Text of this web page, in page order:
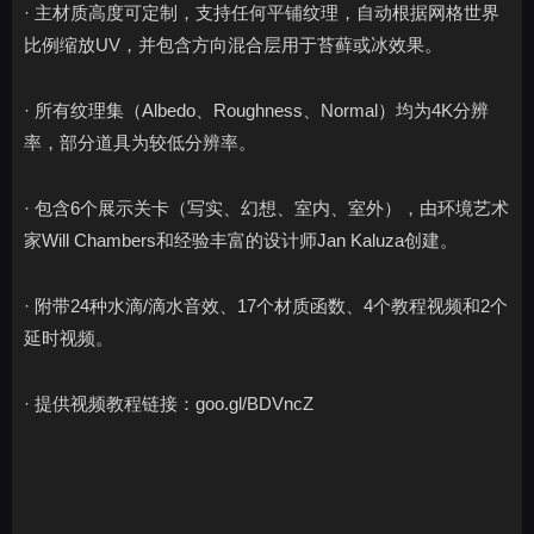
· 主材质高度可定制，支持任何平铺纹理，自动根据网格世界
比例缩放UV，并包含方向混合层用于苔藓或冰效果。
· 所有纹理集（Albedo、Roughness、Normal）均为4K分辨
率，部分道具为较低分辨率。
· 包含6个展示关卡（写实、幻想、室内、室外），由环境艺术
家Will Chambers和经验丰富的设计师Jan Kaluza创建。
· 附带24种水滴/滴水音效、17个材质函数、4个教程视频和2个
延时视频。
· 提供视频教程链接：goo.gl/BDVncZ